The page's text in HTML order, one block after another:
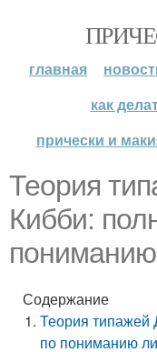
главная
как
прически и
Теория
Кибби:
Содержание
Теория типажей
по пониманию